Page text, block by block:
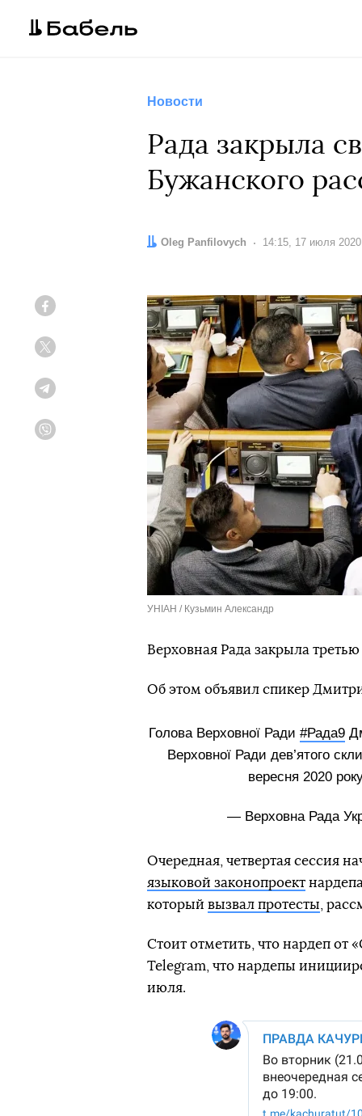
Новости
Рада закрыла
Бужанского
Автор:
Oleg Panfilovych Дата:
14:15, 17 июля 2020
УНІАН / Кузьмин Александр
Верховная Рада закрыла
Об этом объявил спикер
Голова Верховної Ради #Рада9
Верховної Ради дев’ятого
вересня 2020
— Верховна Рада
Очередная, четвертая сессия
языковой законопроект
который вызвал протесты ,
Стоит отметить, что нардеп от
Telegram, что нардепы
июля.